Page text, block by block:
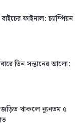
ফাইনাল: চ্যাম্পিয়ন
তিন সন্তানের আলো:
থাকলে ন্যূনতম ৫